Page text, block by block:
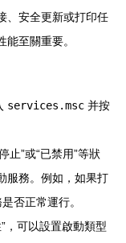
、安全更新或打印任
至關重要。
services.msc 并按
止”或“已禁用”等狀
服務。例如，如果打
否正常運行。
，可以設置啟動類型